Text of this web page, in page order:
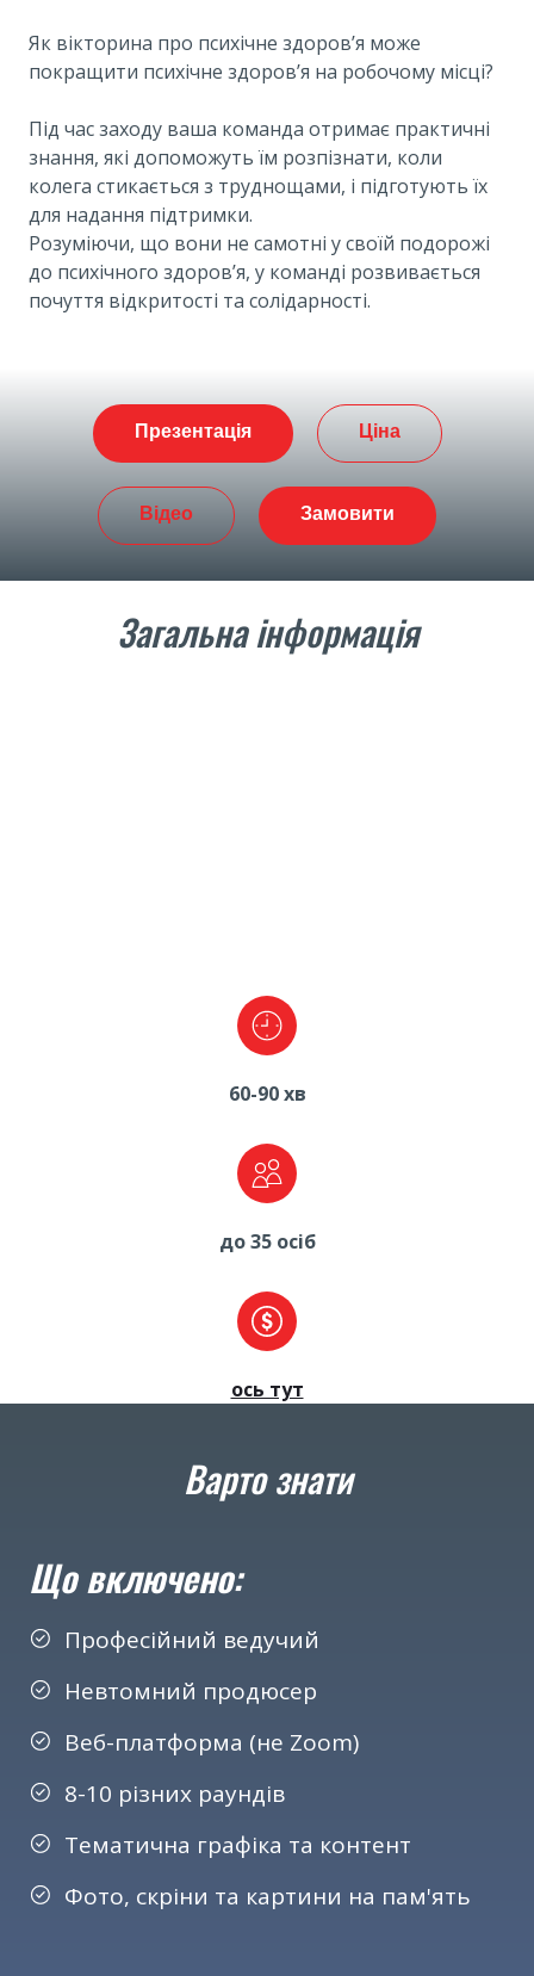
Як вікторина про психічне здоров’я може
покращити психічне здоров’я на робочому місці?
Під час заходу ваша команда отримає практичні
знання, які допоможуть їм розпізнати, коли
колега стикається з труднощами, і підготують їх
для надання підтримки.
Розуміючи, що вони не самотні у своїй подорожі
до психічного здоров’я, у команді розвивається
почуття відкритості та солідарності.
Презентація Ціна
Відео Замовити
Загальна інформація
60-90 хв
до 35 осіб
ось тут
Варто знати
Що включено:
Професійний ведучий
Невтомний продюсер
Веб-платформа (не Zoom)
8-10 різних раундів
Тематична графіка та контент
Фото, скріни та картини на пам'ять